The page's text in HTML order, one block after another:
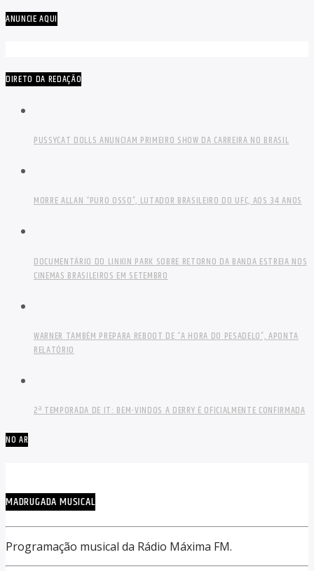
ANUNCIE AQUI
DIRETO DA REDAÇÃO
PUSSYCAT DOLLS ANUNCIAM PRIMEIRO SHOW DA CARREIRA NO BRASIL
MORRE ALLAN “PURO OSSO”, LUTADOR BRASILEIRO DO UFC, AOS 34 ANOS
DOCUMENTÁRIO DO LINKIN PARK SOBRE RETORNO DA BANDA ESTREIA NOS
CINEMAS BRASILEIROS EM SETEMBRO
WARNER TAMBÉM PREPARA REBOOT DE “A HORA DO PESADELO”, APONTA
RELATÓRIO
2ª TEMPORADA DE IT: BEM-VINDOS A DERRY É OFICIALMENTE CONFIRMADA
NO AR
MADRUGADA MUSICAL
Programação musical da Rádio Máxima FM.